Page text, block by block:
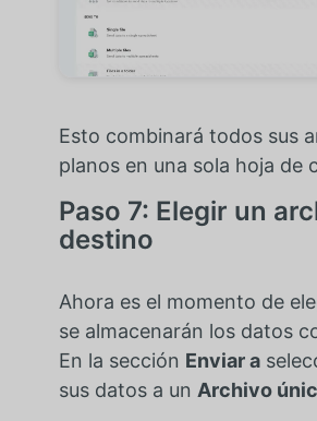
Esto combinará todos sus
planos en una sola hoja de
Paso 7: Elegir un
destino
Ahora es el momento de
se almacenarán los datos
En la sección Enviar a
sus datos a un Archivo